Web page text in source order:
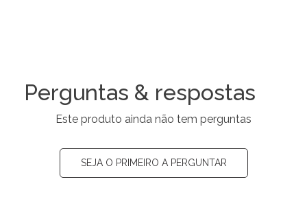
Perguntas & respostas
Este produto ainda não tem perguntas
SEJA O PRIMEIRO A PERGUNTAR